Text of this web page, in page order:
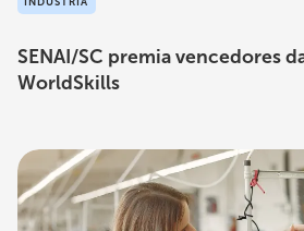
SENAI/SC premia vencedores
WorldSkills